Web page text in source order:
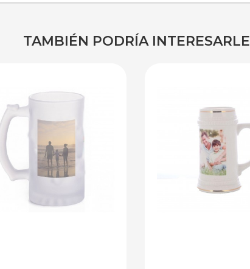
TAMBIÉN PODRÍA INTERESARLE